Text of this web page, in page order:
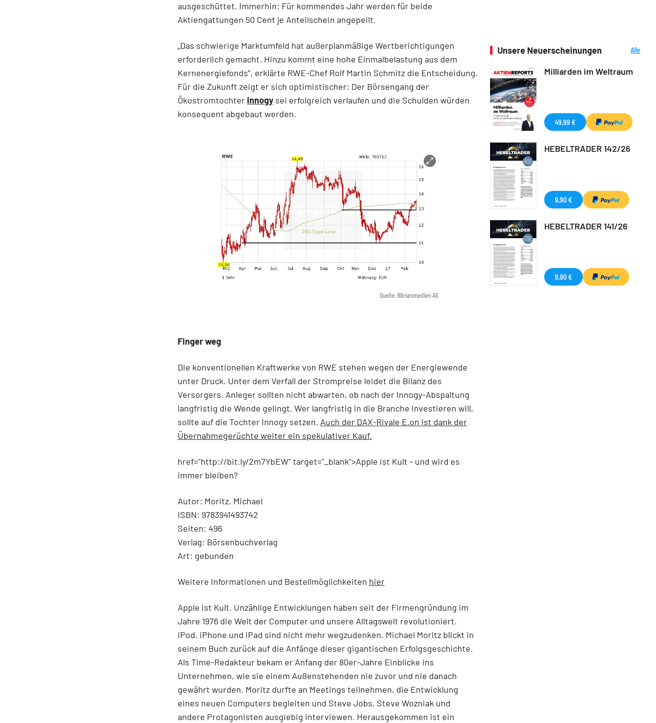
ausgeschüttet. Immerhin: Für kommendes Jahr werden für beide
Aktiengattungen 50 Cent je Anteilschein angepeilt.
„Das schwierige Marktumfeld hat außerplanmäßige Wertberichtigungen
erforderlich gemacht. Hinzu kommt eine hohe Einmalbelastung aus dem
Kernenergiefonds“, erklärte RWE-Chef Rolf Martin Schmitz die Entscheidung.
Für die Zukunft zeigt er sich optimistischer: Der Börsengang der
Ökostromtochter Innogy sei erfolgreich verlaufen und die Schulden würden
konsequent abgebaut werden.
Quelle: Börsenmedien AG
Finger weg
Die konventionellen Kraftwerke von RWE stehen wegen der Energiewende
unter Druck. Unter dem Verfall der Strompreise leidet die Bilanz des
Versorgers. Anleger sollten nicht abwarten, ob nach der Innogy-Abspaltung
langfristig die Wende gelingt. Wer langfristig in die Branche investieren will,
sollte auf die Tochter Innogy setzen. Auch der DAX-Rivale E.on ist dank der
Übernahmegerüchte weiter ein spekulativer Kauf.
href="http://bit.ly/2m7YbEW" target="_blank">Apple ist Kult - und wird es
immer bleiben?
Autor: Moritz, Michael
ISBN: 9783941493742
Seiten: 496
Verlag: Börsenbuchverlag
Art: gebunden
Weitere Informationen und Bestellmöglichkeiten hier
Apple ist Kult. Unzählige Entwicklungen haben seit der Firmengründung im
Jahre 1976 die Welt der Computer und unsere Alltagswelt revolutioniert.
iPod, iPhone und iPad sind nicht mehr wegzudenken. Michael Moritz blickt in
seinem Buch zurück auf die Anfänge dieser gigantischen Erfolgsgeschichte.
Als Time-Redakteur bekam er Anfang der 80er-Jahre Einblicke ins
Unternehmen, wie sie einem Außenstehenden nie zuvor und nie danach
gewährt wurden. Moritz durfte an Meetings teilnehmen, die Entwicklung
eines neuen Computers begleiten und Steve Jobs, Steve Wozniak und
andere Protagonisten ausgiebig interviewen. Herausgekommen ist ein
Unsere Neuerscheinungen
Alle
Milliarden im Weltraum
49,99 €
HEBELTRADER 142/26
9,90 €
HEBELTRADER 141/26
9,90 €